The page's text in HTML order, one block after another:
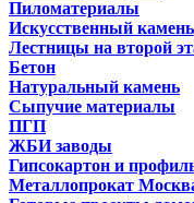
Пиломатериалы
Искусственный камень
Лестницы на второй
Бетон
Натуральный камень
Сыпучие материалы
ПГП
ЖБИ заводы
Гипсокартон и
Металлопрокат